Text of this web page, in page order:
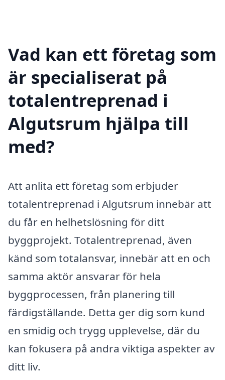
Vad kan ett företag som
är specialiserat på
totalentreprenad i
Algutsrum hjälpa till
med?
Att anlita ett företag som erbjuder
totalentreprenad i Algutsrum innebär att
du får en helhetslösning för ditt
byggprojekt. Totalentreprenad, även
känd som totalansvar, innebär att en och
samma aktör ansvarar för hela
byggprocessen, från planering till
färdigställande. Detta ger dig som kund
en smidig och trygg upplevelse, där du
kan fokusera på andra viktiga aspekter av
ditt liv.